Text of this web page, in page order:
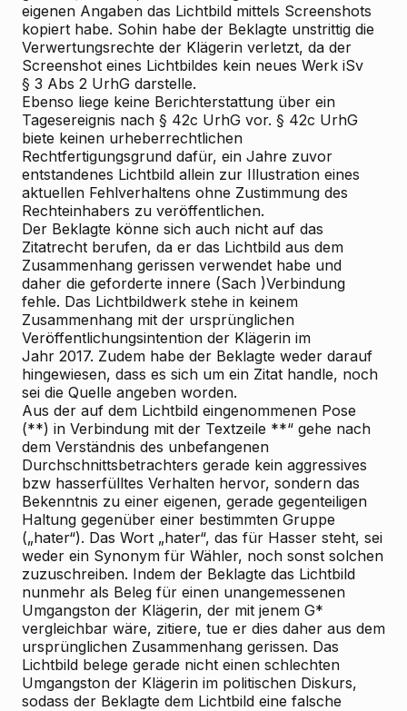
eigenen Angaben das Lichtbild mittels Screenshots
kopiert habe. Sohin habe der Beklagte unstrittig die
Verwertungsrechte der Klägerin verletzt, da der
Screenshot eines Lichtbildes kein neues Werk iSv
§ 3 Abs 2 UrhG darstelle.
Ebenso liege keine Berichterstattung über ein
Tagesereignis nach § 42c UrhG vor. § 42c UrhG
biete keinen urheberrechtlichen
Rechtfertigungsgrund dafür, ein Jahre zuvor
entstandenes Lichtbild allein zur Illustration eines
aktuellen Fehlverhaltens ohne Zustimmung des
Rechteinhabers zu veröffentlichen.
Der Beklagte könne sich auch nicht auf das
Zitatrecht berufen, da er das Lichtbild aus dem
Zusammenhang gerissen verwendet habe und
daher die geforderte innere (Sach )Verbindung
fehle. Das Lichtbildwerk stehe in keinem
Zusammenhang mit der ursprünglichen
Veröffentlichungsintention der Klägerin im
Jahr 2017. Zudem habe der Beklagte weder darauf
hingewiesen, dass es sich um ein Zitat handle, noch
sei die Quelle angeben worden.
Aus der auf dem Lichtbild eingenommenen Pose
(**) in Verbindung mit der Textzeile **“ gehe nach
dem Verständnis des unbefangenen
Durchschnittsbetrachters gerade kein aggressives
bzw hasserfülltes Verhalten hervor, sondern das
Bekenntnis zu einer eigenen, gerade gegenteiligen
Haltung gegenüber einer bestimmten Gruppe
(„hater“). Das Wort „hater“, das für Hasser steht, sei
weder ein Synonym für Wähler, noch sonst solchen
zuzuschreiben. Indem der Beklagte das Lichtbild
nunmehr als Beleg für einen unangemessenen
Umgangston der Klägerin, der mit jenem G*
vergleichbar wäre, zitiere, tue er dies daher aus dem
ursprünglichen Zusammenhang gerissen. Das
Lichtbild belege gerade nicht einen schlechten
Umgangston der Klägerin im politischen Diskurs,
sodass der Beklagte dem Lichtbild eine falsche